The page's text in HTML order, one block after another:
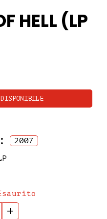
HELL (LP
DISPONIBILE
2007
+